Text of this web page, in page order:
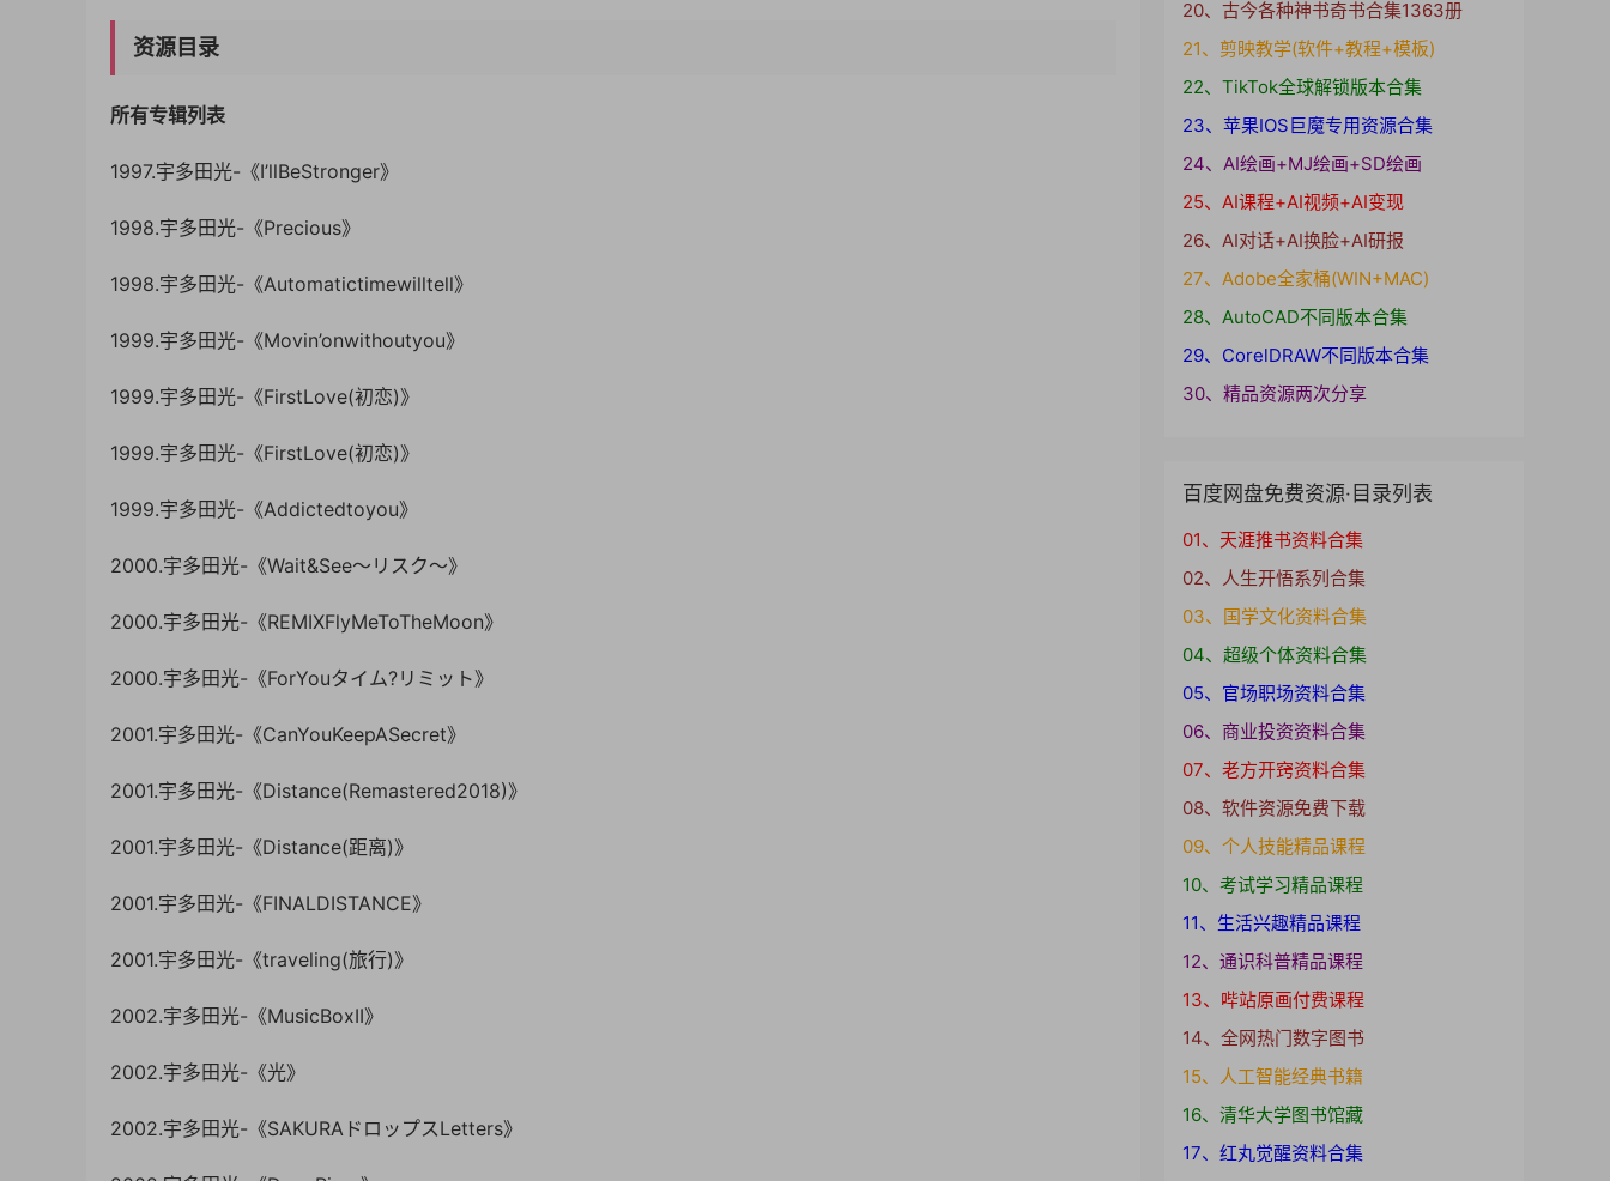
资源目录
所有专辑列表
1997.宇多田光-《I’llBeStronger》
1998.宇多田光-《Precious》
1998.宇多田光-《Automatictimewilltell》
1999.宇多田光-《Movin’onwithoutyou》
1999.宇多田光-《FirstLove(初恋)》
1999.宇多田光-《FirstLove(初恋)》
1999.宇多田光-《Addictedtoyou》
2000.宇多田光-《Wait&See～リスク～》
2000.宇多田光-《REMIXFlyMeToTheMoon》
2000.宇多田光-《ForYouタイム?リミット》
2001.宇多田光-《CanYouKeepASecret》
2001.宇多田光-《Distance(Remastered2018)》
2001.宇多田光-《Distance(距离)》
2001.宇多田光-《FINALDISTANCE》
2001.宇多田光-《traveling(旅行)》
2002.宇多田光-《MusicBoxII》
2002.宇多田光-《光》
2002.宇多田光-《SAKURAドロップスLetters》
20、古今各种神书奇书合集1363册
21、剪映教学(软件+教程+模板)
22、TikTok全球解锁版本合集
23、苹果IOS巨魔专用资源合集
24、AI绘画+MJ绘画+SD绘画
25、AI课程+AI视频+AI变现
26、AI对话+AI换脸+AI研报
27、Adobe全家桶(WIN+MAC)
28、AutoCAD不同版本合集
29、CorelDRAW不同版本合集
30、精品资源两次分享
百度网盘免费资源·目录列表
01、天涯推书资料合集
02、人生开悟系列合集
03、国学文化资料合集
04、超级个体资料合集
05、官场职场资料合集
06、商业投资资料合集
07、老方开窍资料合集
08、软件资源免费下载
09、个人技能精品课程
10、考试学习精品课程
11、生活兴趣精品课程
12、通识科普精品课程
13、哔站原画付费课程
14、全网热门数字图书
15、人工智能经典书籍
16、清华大学图书馆藏
17、红丸觉醒资料合集